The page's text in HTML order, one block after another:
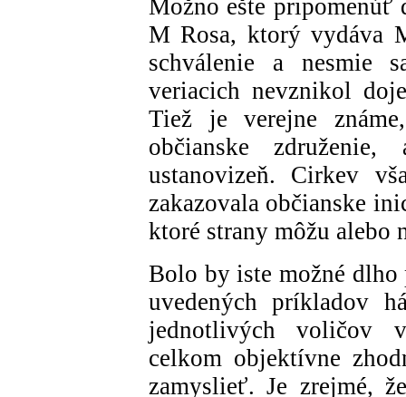
Možno ešte pripomenúť
M Rosa, ktorý vydáva
schválenie a nesmie
veriacich nevznikol
Tiež je verejne
občianske
ustanovizeň. Cirkev
zakazovala občianske
ktoré strany môžu alebo
Bolo by iste možné
uvedených príkladov
jednotlivých voličov
celkom objektívne
zamyslieť. Je zrejmé,